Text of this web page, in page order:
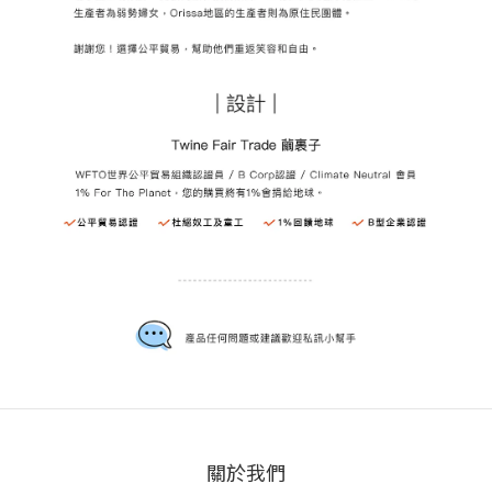
關於我們